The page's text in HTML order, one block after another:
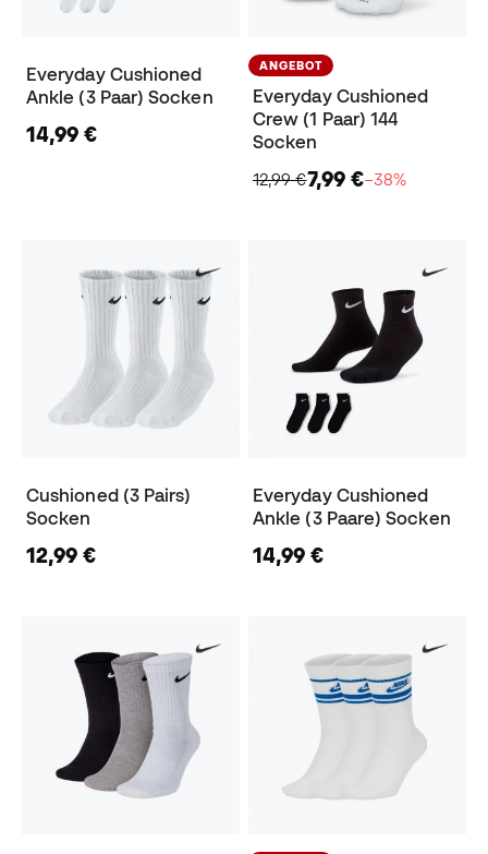
Everyday Cushioned
Ankle (3 Paar) Socken
14,99 €
ANGEBOT
Everyday Cushioned
Crew (1 Paar) 144
Socken
12,99 €7,99 €−38%
Cushioned (3 Pairs)
Socken
12,99 €
Everyday Cushioned
Ankle (3 Paare) Socken
14,99 €